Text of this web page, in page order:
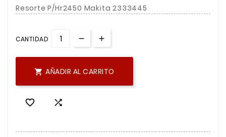
Resorte P/Hr2450 Makita 2333445
CANTIDAD
 AÑADIR AL CARRITO
 